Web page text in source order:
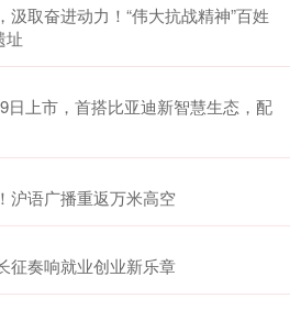
取奋进动力！“伟大抗战精神”百姓
址
日上市，首搭比亚迪新智慧生态，配
沪语广播重返万米高空
征奏响就业创业新乐章